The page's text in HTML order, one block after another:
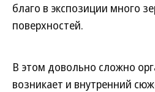
благо в экспозиции много
поверхностей.
В этом довольно сложно
возникает и внутренний